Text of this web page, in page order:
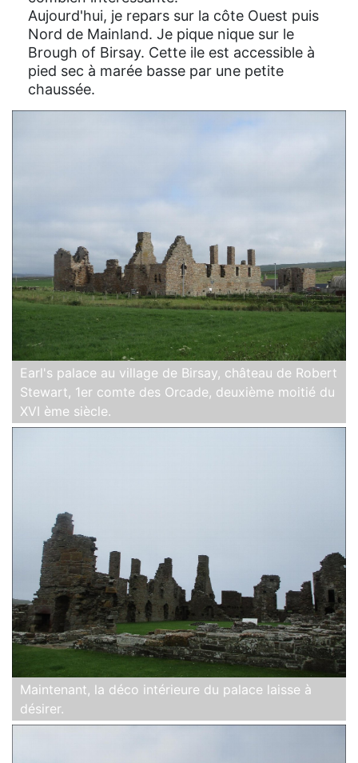
Aujourd'hui, je repars sur la côte Ouest puis
Nord de Mainland. Je pique nique sur le
Brough of Birsay. Cette ile est accessible à
pied sec à marée basse par une petite
chaussée.
Earl's palace au village de Birsay, château de Robert
Stewart, 1er comte des Orcade, deuxième moitié du
XVI ème siècle.
Maintenant, la déco intérieure du palace laisse à
désirer.